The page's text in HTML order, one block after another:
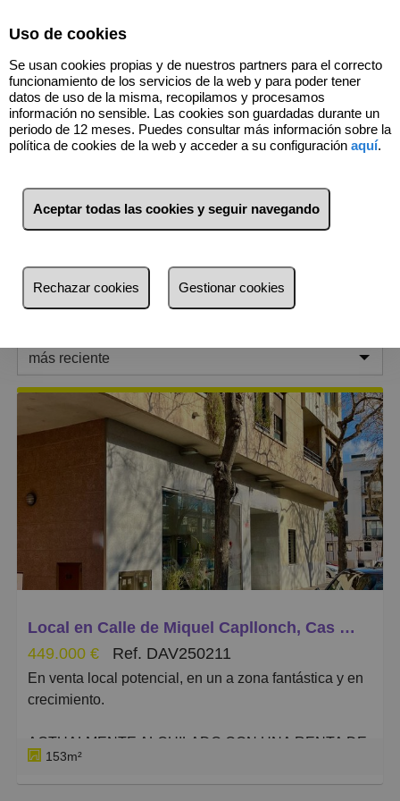
683156221
1 Inmuebles Son Oliva - Plaza Toros -
Lista Mapa
más reciente
más reciente
Menos reciente
Local en Calle de Miquel Capllonch, Cas Capiscol
449.000 €
Ref. DAV250211
En venta local potencial, en un a zona fantástica y en
crecimiento.
ACTUALMENTE ALQUILADO CON UNA RENTA DE
12.000 ANUAL.
153m²
Uso de cookies
Se usan cookies propias y de nuestros partners para el correcto
funcionamiento de los servicios de la web y para poder tener
datos de uso de la misma, recopilamos y procesamos
información no sensible. Las cookies son guardadas durante un
periodo de 12 meses. Puedes consultar más información sobre la
política de cookies de la web y acceder a su configuración aquí.
Aceptar todas las cookies y seguir navegando
Rechazar cookies Gestionar cookies